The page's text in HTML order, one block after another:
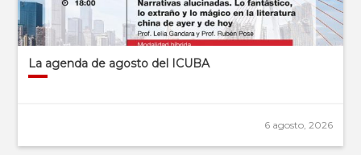
La agenda de agosto del ICUBA
6 agosto, 2026